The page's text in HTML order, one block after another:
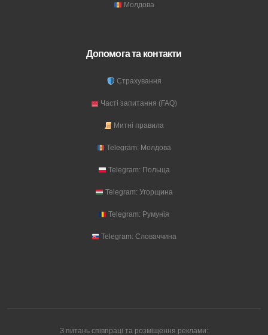
Молдова
Допомога та контакти
Страхування
Часті запитання (FAQ)
Митні правила
Telegram: Молдова
Telegram: Польща
Telegram: Угорщина
Telegram: Румунія
Telegram: Словаччина
З питань співпраці та розміщення реклами: